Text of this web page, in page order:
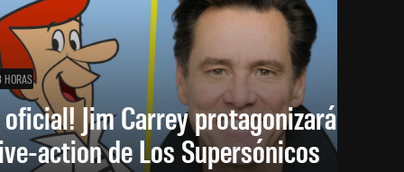
HORAS
oficial! Jim Carrey protagonizará
action de Los Supersónicos